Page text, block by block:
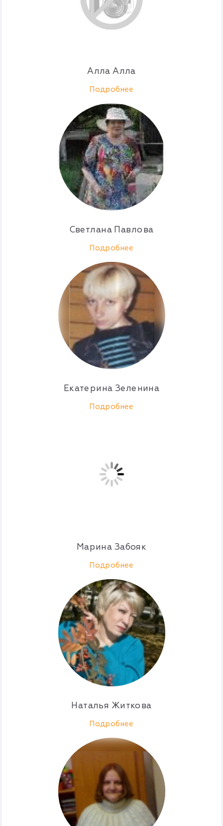
Алла Алла
Подробнее
Светлана Павлова
Подробнее
Екатерина Зеленина
Подробнее
Марина Забояк
Подробнее
Наталья Житкова
Подробнее